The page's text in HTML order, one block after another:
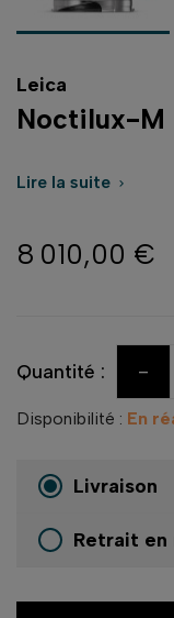
Leica
Noctilux-M
Lire la suite 
8 010,00 €
Quantité : -
Disponibilité : En
Livraison
Retrait en